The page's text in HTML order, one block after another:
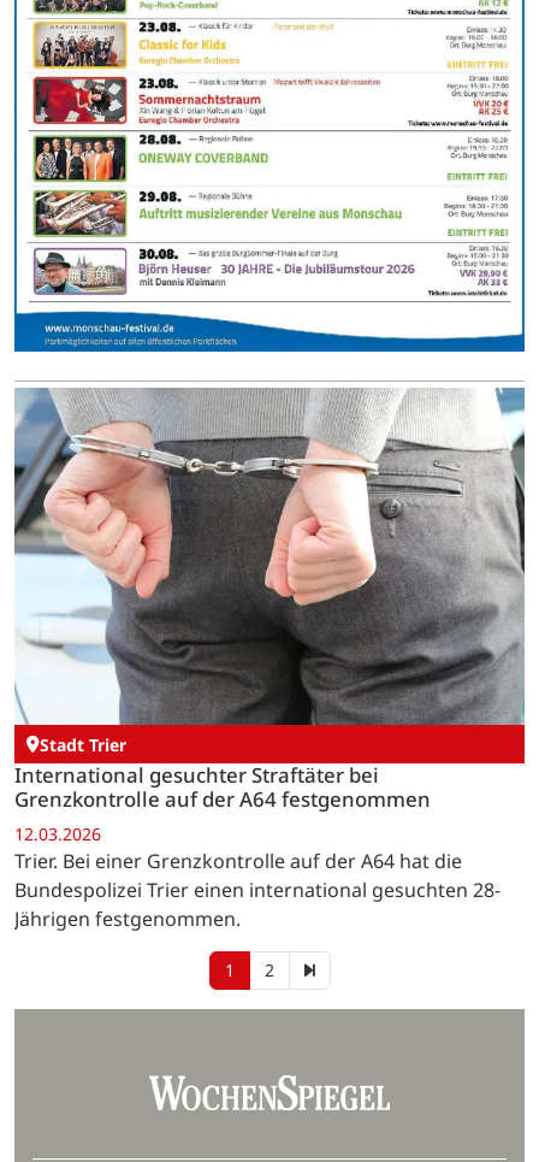
Stadt Trier
International gesuchter Straftäter bei
Grenzkontrolle auf der A64 festgenommen
12.03.2026
Trier. Bei einer Grenzkontrolle auf der A64 hat die
Bundespolizei Trier einen international gesuchten 28-
Jährigen festgenommen.
1 2